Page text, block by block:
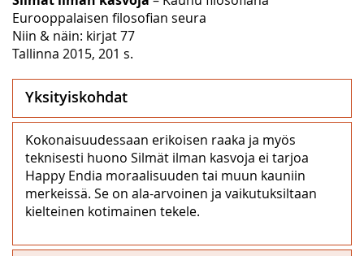
Eurooppalaisen filosofian seura
Niin & näin: kirjat 77
Tallinna 2015, 201 s.
Yksityiskohdat
Kokonaisuudessaan erikoisen raaka ja myös
teknisesti huono Silmät ilman kasvoja ei tarjoa
Happy Endia moraalisuuden tai muun kauniin
merkeissä. Se on ala-arvoinen ja vaikutuksiltaan
kielteinen kotimainen tekele.